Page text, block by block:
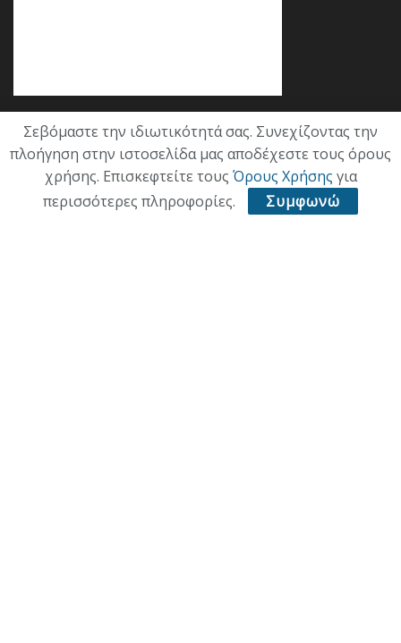
Κατηγορίες
ΕΠΙΚΑΙΡΟΤΗΤΑ
Σεβόμαστε την ιδιωτικότητά σας. Συνεχίζοντας την
πλοήγηση στην ιστοσελίδα μας αποδέχεστε τους όρους
χρήσης. Επισκεφτείτε τους Όρους Χρήσης για
περισσότερες πληροφορίες.
Συμφωνώ